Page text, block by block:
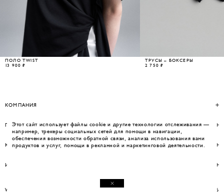
ПОЛО TWIST
13 900 ₽
ТРУСЫ – БОКСЕРЫ
2 750 ₽
КОМПАНИЯ
ПОМОЩЬ
КОНТАКТЫ
ИНФОРМАЦИЯ
WEBSITE BY UMWELT © WOS 2026
Этот сайт использует файлы cookie и другие технологии отслеживания —
например, трекеры социальных сетей для помощи в навигации,
обеспечения возможности обратной связи, анализа использования вами
продуктов и услуг, помощи в рекламной и маркетинговой деятельности.